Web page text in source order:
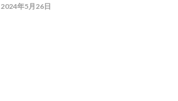
2024年5月26日